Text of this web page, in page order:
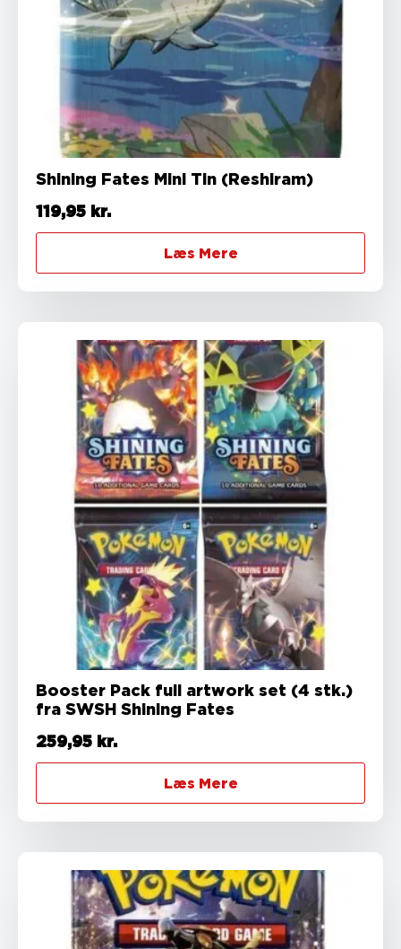
Shining Fates Mini Tin (Reshiram)
119,95 kr.
Læs Mere
Booster Pack full artwork set (4 stk.)
fra SWSH Shining Fates
259,95 kr.
Læs Mere